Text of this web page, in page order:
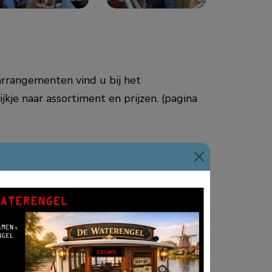
vind u bij het
naar assortiment en prijzen. (pagina
vaart doorlopend te bestellen.
dient men onderling te regelen)
toch niet wilt plaatsen)